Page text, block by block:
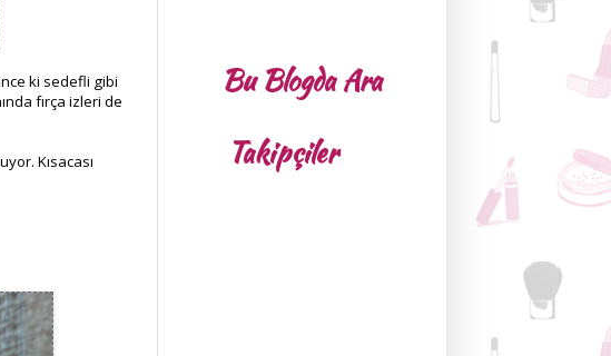
ki sedefli gibi
fırça izleri de
Kısacası
Bu Blogda Ara
Takipçiler